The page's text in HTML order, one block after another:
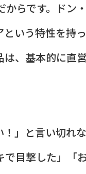
からです。ドン
いう特性を持
、基本的に直
」と言い切れ
目撃した」「